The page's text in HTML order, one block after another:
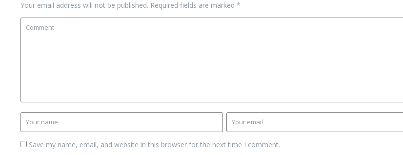
Your email address will not be published. Required fields are marked *
Save my name, email, and website in this browser for the next time I comment.